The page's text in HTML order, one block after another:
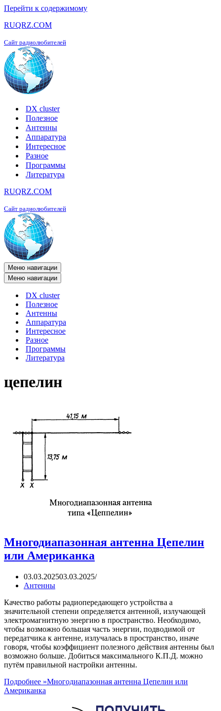
Перейти к содержимому
RUQRZ.COM
Сайт радиолюбителей
DX cluster
Полезное
Антенны
Аппаратура
Интересное
Разное
Программы
Литература
RUQRZ.COM
Сайт радиолюбителей
Меню навигации
Меню навигации
DX cluster
Полезное
Антенны
Аппаратура
Интересное
Разное
Программы
Литература
цепелин
Многодиапазонная антенна Цепелин
или Американка
03.03.202503.03.2025
Антенны
Качество работы радиопередающего устройства а
значительной степени определяется антенной, излучающей
электромагнитную энергию в пространство. Необходимо,
чтобы возможно большая часть энергии, подводимой от
передатчика к антенне, излучалась в пространство, иначе
говоря, чтобы коэффициент полезного действия антенны был
возможно больше. Добиться максимального К.П.Д. можно
путём правильной настройки антенны.
Подробнее »Многодиапазонная антенна Цепелин или
Американка